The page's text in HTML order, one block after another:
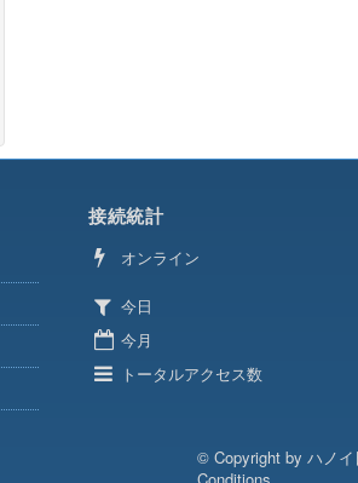
接続統計
オンライン
今日
今月
トータルアクセス数
© Copyright by ハノ
Conditions